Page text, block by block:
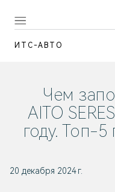
ИТС-АВТО
Чем
AITO
году. Топ-
20 декабря 2024 г.